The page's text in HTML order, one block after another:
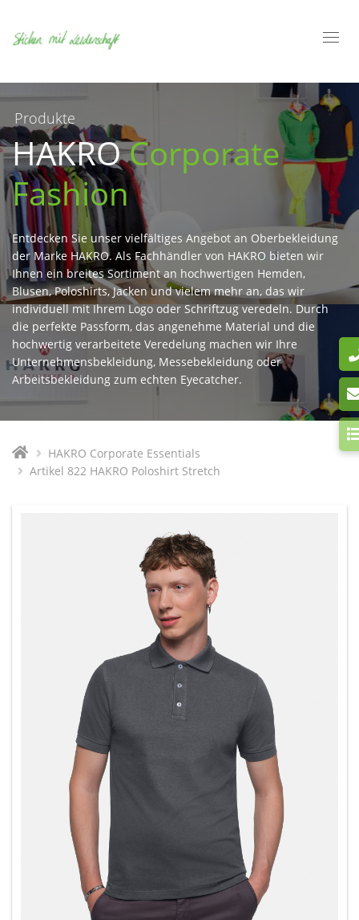
Produkte
HAKROCorporate
Fashion
Entdecken Sie unser vielfältiges Angebot an Oberbekleidung
der Marke HAKRO. Als Fachhändler von HAKRO bieten wir
Ihnen ein breites Sortiment an hochwertigen Hemden,
Blusen, Poloshirts, Jacken und vielem mehr an, das wir
individuell mit Ihrem Logo oder Schriftzug veredeln. Durch
die perfekte Passform, das angenehme Material und die
hochwertig verarbeitete Veredelung machen wir Ihre
Unternehmensbekleidung, Messebekleidung oder
Arbeitsbekleidung zum echten Eyecatcher.
HAKRO Corporate Essentials
Artikel 822 HAKRO Poloshirt Stretch